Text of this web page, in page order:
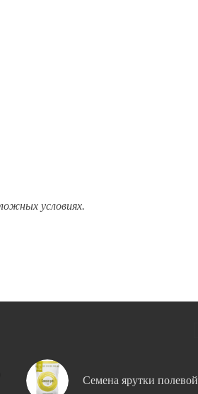
условиях.
Семена ярутки полевой